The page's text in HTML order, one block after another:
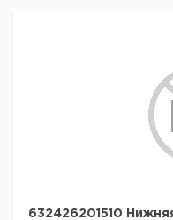
632426201510